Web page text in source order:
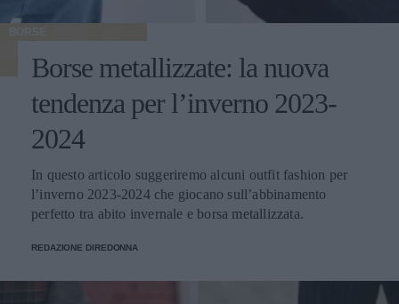
BORSE
Borse metallizzate: la nuova
tendenza per l’inverno 2023-
2024
In questo articolo suggeriremo alcuni outfit fashion per
l’inverno 2023-2024 che giocano sull’abbinamento
perfetto tra abito invernale e borsa metallizzata.
REDAZIONE DIREDONNA